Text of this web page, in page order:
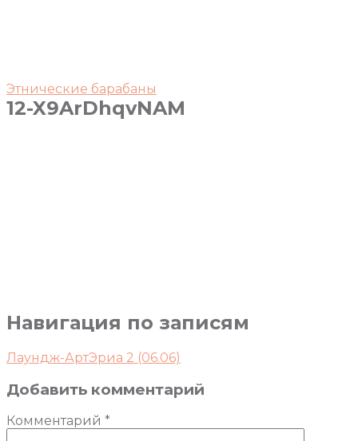
Этнические барабаны
12-X9ArDhqvNAM
Навигация по записям
Лаундж-АртЭриа 2 (06.06)
Добавить комментарий
Комментарий *